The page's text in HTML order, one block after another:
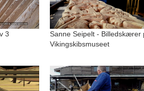
3
Sanne Seipelt - Billedskærer
Vikingskibsmuseet